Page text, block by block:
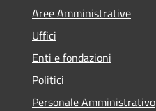
Aree Amministrative
Uffici
Enti e fondazioni
Politici
Personale Amministrativo